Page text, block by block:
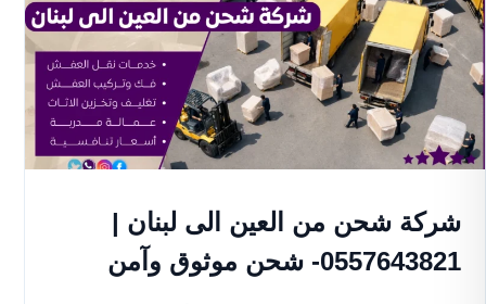
شركة شحن من العين الى لبنان |
0557643821- شحن موثوق وآمن